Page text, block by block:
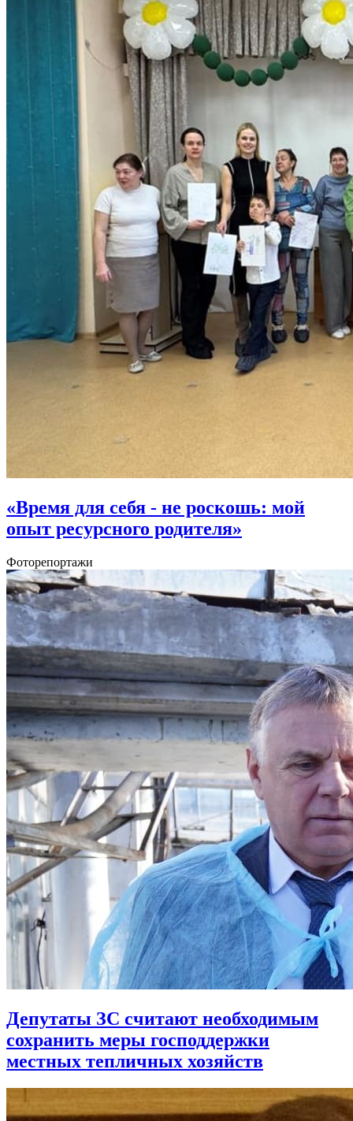
«Время для себя - не роскошь: мой
опыт ресурсного родителя»
Фоторепортажи
Депутаты ЗС считают необходимым
сохранить меры господдержки
местных тепличных хозяйств